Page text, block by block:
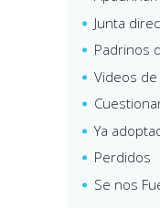
Junta
Padrinos
Videos
Ya
Perdidos
Se nos